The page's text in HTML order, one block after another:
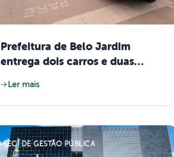
Prefeitura de Belo Jardim
entrega dois carros e duas
atendimento e ampliar serviços
de saúde
Ler mais
SEC. DE GESTÃO PÚBLICA